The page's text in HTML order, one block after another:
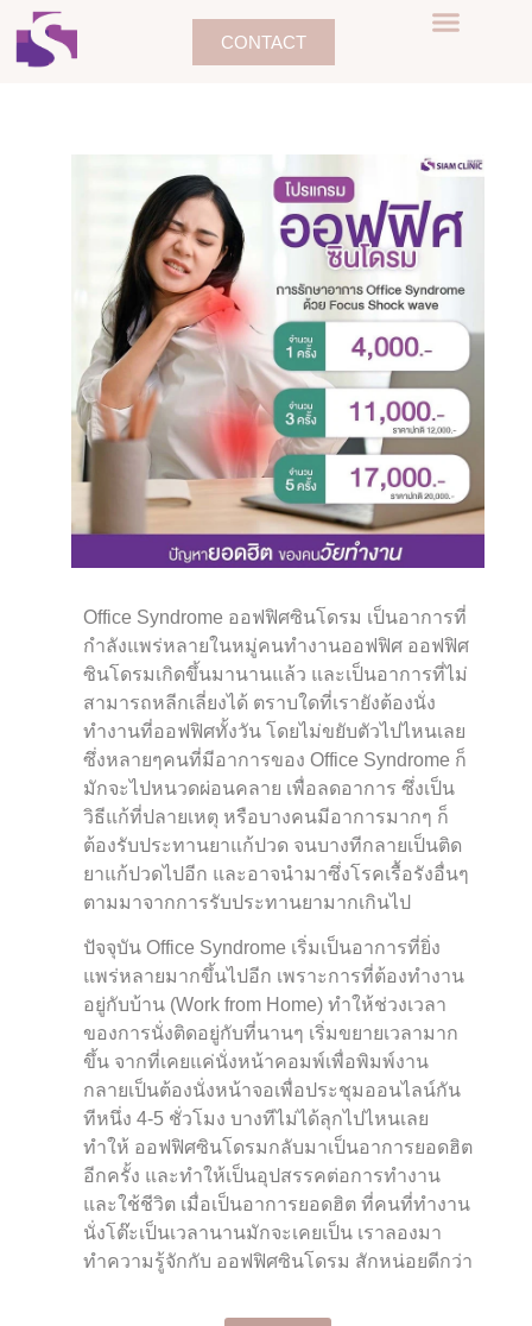
CONTACT
Office Syndrome ออฟฟิศซินโดรม เป็นอาการที่
กำลังแพร่หลายในหมู่คนทำงานออฟฟิศ ออฟฟิศ
ซินโดรมเกิดขึ้นมานานแล้ว และเป็นอาการที่ไม่
สามารถหลีกเลี่ยงได้ ตราบใดที่เรายังต้องนั่ง
ทำงานที่ออฟฟิศทั้งวัน โดยไม่ขยับตัวไปไหนเลย
ซึ่งหลายๆคนที่มีอาการของ Office Syndrome ก็
มักจะไปหนวดผ่อนคลาย เพื่อลดอาการ ซึ่งเป็น
วิธีแก้ที่ปลายเหตุ หรือบางคนมีอาการมากๆ ก็
ต้องรับประทานยาแก้ปวด จนบางทีกลายเป็นติด
ยาแก้ปวดไปอีก และอาจนำมาซึ่งโรคเรื้อรังอื่นๆ
ตามมาจากการรับประทานยามากเกินไป
ปัจจุบัน Office Syndrome เริ่มเป็นอาการที่ยิ่ง
แพร่หลายมากขึ้นไปอีก เพราะการที่ต้องทำงาน
อยู่กับบ้าน (Work from Home) ทำให้ช่วงเวลา
ของการนั่งติดอยู่กับที่นานๆ เริ่มขยายเวลามาก
ขึ้น จากที่เคยแค่นั่งหน้าคอมพ์เพื่อพิมพ์งาน
กลายเป็นต้องนั่งหน้าจอเพื่อประชุมออนไลน์กัน
ทีหนึ่ง 4-5 ชั่วโมง บางทีไม่ได้ลุกไปไหนเลย
ทำให้ ออฟฟิศซินโดรมกลับมาเป็นอาการยอดฮิต
อีกครั้ง และทำให้เป็นอุปสรรคต่อการทำงาน
และใช้ชีวิต เมื่อเป็นอาการยอดฮิต ที่คนที่ทำงาน
นั่งโต๊ะเป็นเวลานานมักจะเคยเป็น เราลองมา
ทำความรู้จักกับ ออฟฟิศซินโดรม สักหน่อยดีกว่า